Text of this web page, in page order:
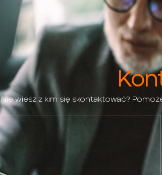
Nie wiesz z kim się skontaktować?